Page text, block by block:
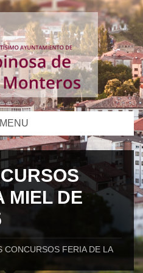
MENU
MIEL DE
CONCURSOS FERIA DE LA